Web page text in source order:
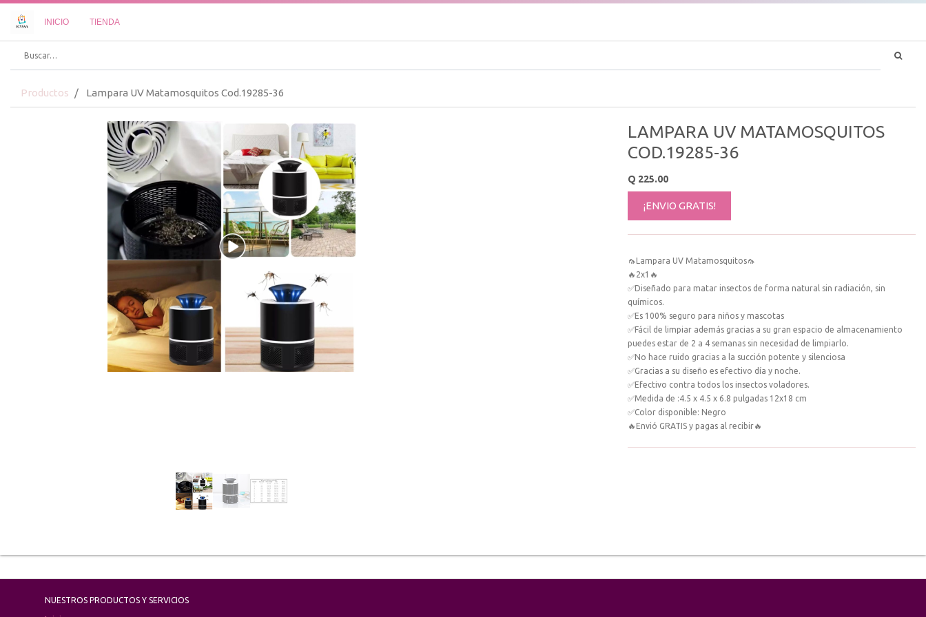
INICIO TIENDA
Productos Lampara UV Matamosquitos Cod.19285-36
LAMPARA UV MATAMOSQUITOS
COD.19285-36
Q 225.00
¡ENVIO GRATIS!
🦟Lampara UV Matamosquitos🦟
🔥2x1🔥
✅Diseñado para matar insectos de forma natural sin radiación, sin
químicos.
✅Es 100% seguro para niños y mascotas
✅Fácil de limpiar además gracias a su gran espacio de almacenamiento
puedes estar de 2 a 4 semanas sin necesidad de limpiarlo.
✅No hace ruido gracias a la succión potente y silenciosa
✅Gracias a su diseño es efectivo día y noche.
✅Efectivo contra todos los insectos voladores.
✅Medida de :4.5 x 4.5 x 6.8 pulgadas 12x18 cm
✅Color disponible: Negro
🔥Envió GRATIS y pagas al recibir🔥
NUESTROS PRODUCTOS Y SERVICIOS